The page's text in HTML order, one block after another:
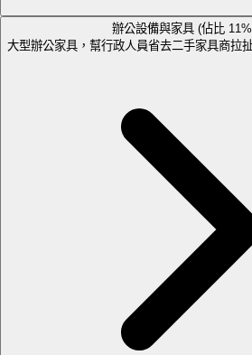
辦公設備與家具 (佔比
大型辦公家具，幫行政人員省去二手家具商拉